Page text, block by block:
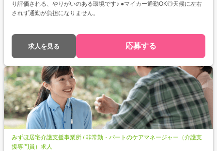
り評価される、やりがいのある環境です♪ ●マイカー通勤OK◎天候に左右
されず通勤が負担になりません。
求人を見る 応募する
みずほ居宅介護支援事業所 / 非常勤・パートのケアマネージャー（介護支
援専門員）求人